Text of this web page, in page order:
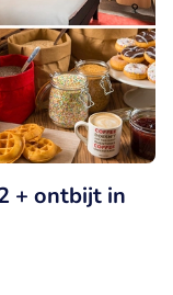
+ ontbijt in